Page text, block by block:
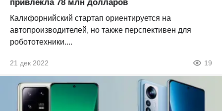
привлекла 78 млн долларов
Калифорнийский стартап ориентируется на
автопроизводителей, но также перспективен для
робототехники....
21 дек 2022 19